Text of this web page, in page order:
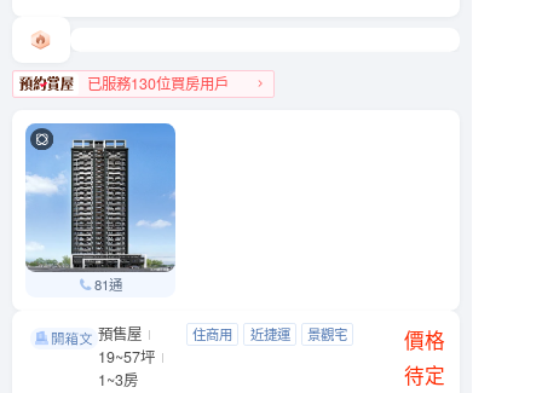
已服務130位買房用戶
81通
利晉·崧喆松山區 八德路四段499號
預售屋
19~57坪
1~3房
住商用 近捷運
景觀宅
價格
待定